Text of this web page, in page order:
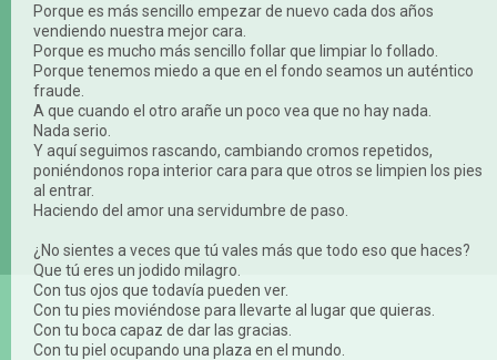
Porque es más sencillo empezar de nuevo cada dos años
vendiendo nuestra mejor cara.
Porque es mucho más sencillo follar que limpiar lo follado.
Porque tenemos miedo a que en el fondo seamos un auténtico
fraude.
A que cuando el otro arañe un poco vea que no hay nada.
Nada serio.
Y aquí seguimos rascando, cambiando cromos repetidos,
poniéndonos ropa interior cara para que otros se limpien los pies
al entrar.
Haciendo del amor una servidumbre de paso.
¿No sientes a veces que tú vales más que todo eso que haces?
Que tú eres un jodido milagro.
Con tus ojos que todavía pueden ver.
Con tu pies moviéndose para llevarte al lugar que quieras.
Con tu boca capaz de dar las gracias.
Con tu piel ocupando una plaza en el mundo.